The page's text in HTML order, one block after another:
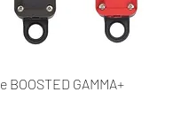
rápidaGAMMA+